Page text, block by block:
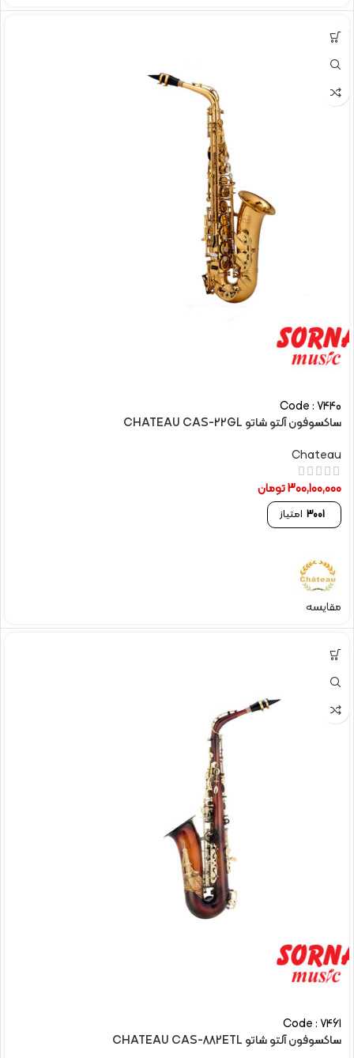
Code : 7440
ساکسوفون آلتو شاتو CHATEAU CAS-22GL
Chateau
300,100,000تومان
3001 امتیاز
مقایسه
Code : 7461
ساکسوفون آلتو شاتو CHATEAU CAS-882ETL